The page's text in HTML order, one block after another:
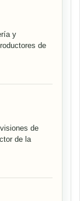
y
de
de
de la